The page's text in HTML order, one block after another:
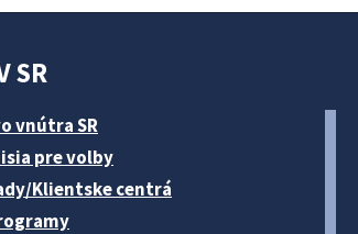
SR
vnútra SR
pre volby
Klientske centrá